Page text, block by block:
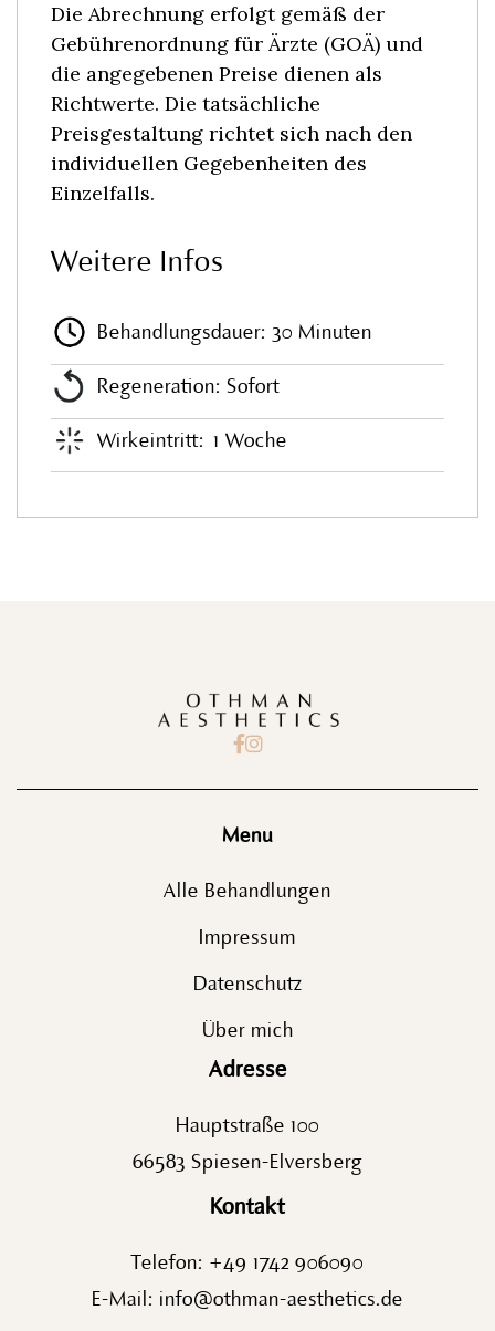
Die Abrechnung erfolgt gemäß der
Gebührenordnung für Ärzte (GOÄ) und
die angegebenen Preise dienen als
Richtwerte. Die tatsächliche
Preisgestaltung richtet sich nach den
individuellen Gegebenheiten des
Einzelfalls.
Weitere Infos
Behandlungsdauer: 30 Minuten
Regeneration: Sofort
Wirkeintritt: 1 Woche

Menu
Alle Behandlungen
Impressum
Datenschutz
Über mich
Adresse
Hauptstraße 100
66583 Spiesen-Elversberg
Kontakt
Telefon: +49 1742 906090
E-Mail: info@othman-aesthetics.de